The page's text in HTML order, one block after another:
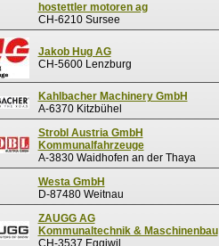
hostettler motoren ag
CH-6210 Sursee
Jakob Hug AG
CH-5600 Lenzburg
Kahlbacher Machinery GmbH
A-6370 Kitzbühel
Strobl Austria GmbH
Kommunalfahrzeuge
A-3830 Waidhofen an der Thaya
Westa GmbH
D-87480 Weitnau
ZAUGG AG
Kommunaltechnik & Maschinenbau
CH-3537 Eggiwil